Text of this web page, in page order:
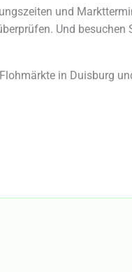
und
Und
in Duisburg